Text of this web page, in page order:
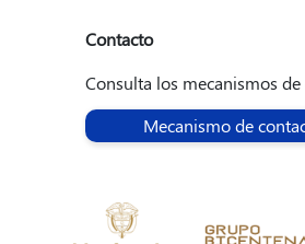
Contacto
Consulta los mecanismos
Mecanismo de